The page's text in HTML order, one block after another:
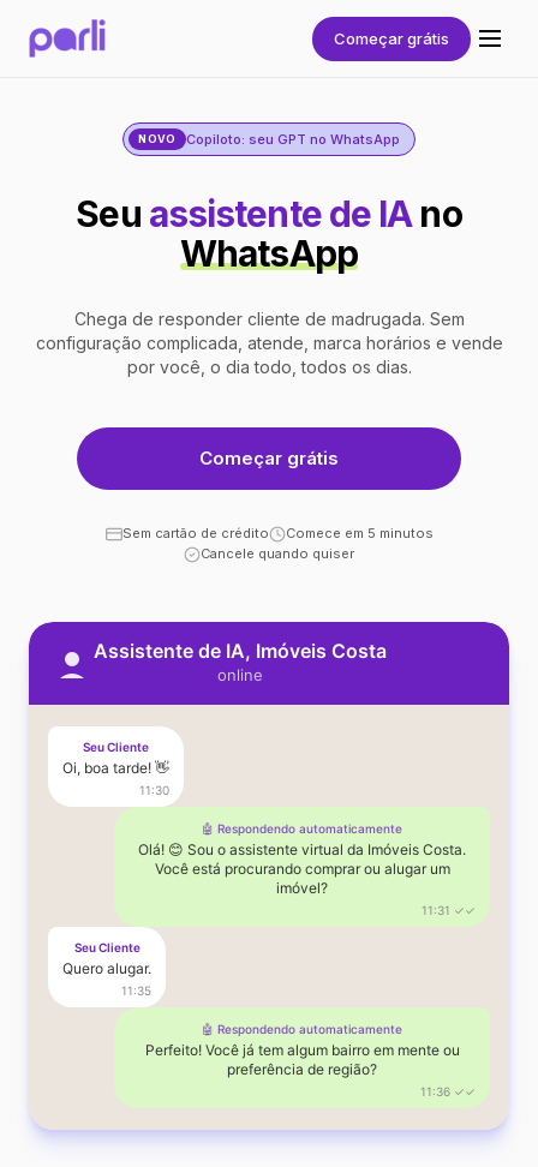
Começar grátis
NOVO Copiloto: seu GPT no WhatsApp
Seu assistente de IAno
WhatsApp
Chega de responder cliente de madrugada. Sem
configuração complicada, atende, marca horários e vende
por você, o dia todo, todos os dias.
Começar grátis
Sem cartão de crédito
Comece em 5 minutos
Cancele quando quiser
Assistente de IA, Imóveis Costa
online
Seu Cliente
Oi, boa tarde! 👋
11:30
🤖 Respondendo automaticamente
Olá! 😊 Sou o assistente virtual da Imóveis Costa.
Você está procurando comprar ou alugar um
imóvel?
11:31 ✓✓
Seu Cliente
Quero alugar.
11:35
🤖 Respondendo automaticamente
Perfeito! Você já tem algum bairro em mente ou
preferência de região?
11:36 ✓✓